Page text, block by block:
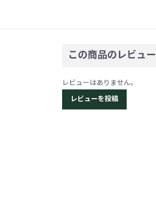
この商品のレビュー
レビューはありません。
レビューを投稿